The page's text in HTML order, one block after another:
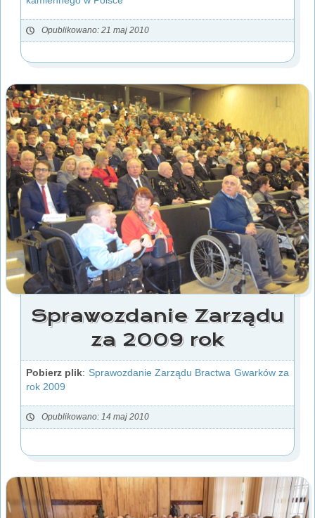
Opublikowano: 21 maj 2010
Sprawozdanie Zarządu
za 2009 rok
Pobierz plik: Sprawozdanie Zarządu Bractwa Gwarków za
rok 2009
Opublikowano: 14 maj 2010